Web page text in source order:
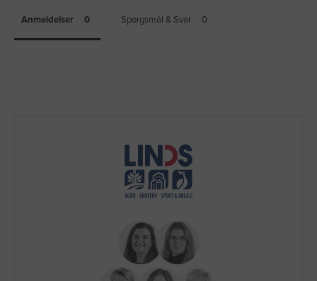
Anmeldelser Spørgsmål & Svar